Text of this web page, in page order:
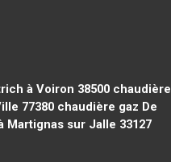
à Voiron 38500chaudière
77380 chaudière gaz De
Martignas sur Jalle 33127